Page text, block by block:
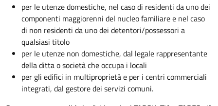
per le utenze domestiche, nel caso di residenti da uno dei
componenti maggiorenni del nucleo familiare e nel caso
di non residenti da uno dei detentori/possessori a
qualsiasi titolo
per le utenze non domestiche, dal legale rappresentante
della ditta o società che occupa i locali
per gli edifici in multiproprietà e per i centri commerciali
integrati, dal gestore dei servizi comuni.